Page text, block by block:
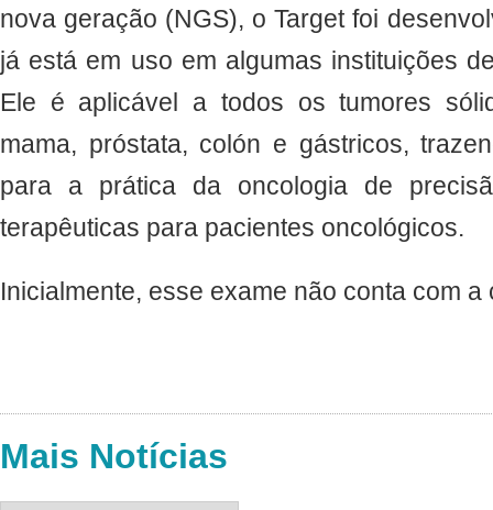
nova geração (NGS), o Target foi
já está em uso em algumas instituições
Ele é aplicável a todos os tumores
mama, próstata, colón e gástricos,
para a prática da oncologia de
terapêuticas para pacientes oncológicos.
Inicialmente, esse exame não conta com
Mais Notícias